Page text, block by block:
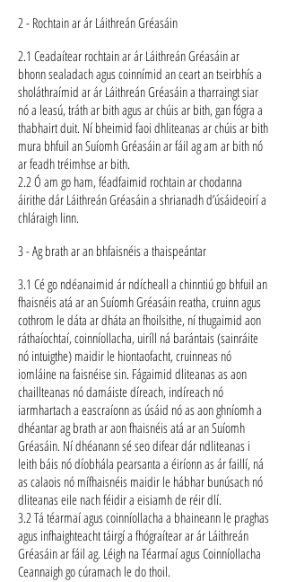
2 - Rochtain ar ár Láithreán Gréasáin
2.1 Ceadaítear rochtain ar ár Láithreán Gréasáin ar
bhonn sealadach agus coinnímid an ceart an tseirbhís a
sholáthraímid ar ár Láithreán Gréasáin a tharraingt siar
nó a leasú, tráth ar bith agus ar chúis ar bith, gan fógra a
thabhairt duit. Ní bheimid faoi dhliteanas ar chúis ar bith
mura bhfuil an Suíomh Gréasáin ar fáil ag am ar bith nó
ar feadh tréimhse ar bith.
2.2 Ó am go ham, féadfaimid rochtain ar chodanna
áirithe dár Láithreán Gréasáin a shrianadh d’úsáideoirí a
chláraigh linn.
3 - Ag brath ar an bhfaisnéis a thaispeántar
3.1 Cé go ndéanaimid ár ndícheall a chinntiú go bhfuil an
fhaisnéis atá ar an Suíomh Gréasáin reatha, cruinn agus
cothrom le dáta ar dháta an fhoilsithe, ní thugaimid aon
ráthaíochtaí, coinníollacha, uiríll ná barántais (sainráite
nó intuigthe) maidir le hiontaofacht, cruinneas nó
iomláine na faisnéise sin. Fágaimid dliteanas as aon
chaillteanas nó damáiste díreach, indíreach nó
iarmhartach a eascraíonn as úsáid nó as aon ghníomh a
dhéantar ag brath ar aon fhaisnéis atá ar an Suíomh
Gréasáin. Ní dhéanann sé seo difear dár ndliteanas i
leith báis nó díobhála pearsanta a éiríonn as ár faillí, ná
as calaois nó mífhaisnéis maidir le hábhar bunúsach nó
dliteanas eile nach féidir a eisiamh de réir dlí.
3.2 Tá téarmaí agus coinníollacha a bhaineann le praghas
agus infhaighteacht táirgí a fhógraítear ar ár Láithreán
Gréasáin ar fáil ag. Léigh na Téarmaí agus Coinníollacha
Ceannaigh go cúramach le do thoil.